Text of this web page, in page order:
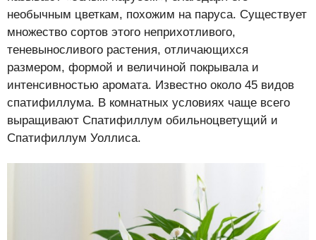
необычным цветкам, похожим на паруса. Существует
множество сортов этого неприхотливого,
теневыносливого растения, отличающихся
размером, формой и величиной покрывала и
интенсивностью аромата. Известно около 45 видов
спатифиллума. В комнатных условиях чаще всего
выращивают Спатифиллум обильноцветущий и
Спатифиллум Уоллиса.